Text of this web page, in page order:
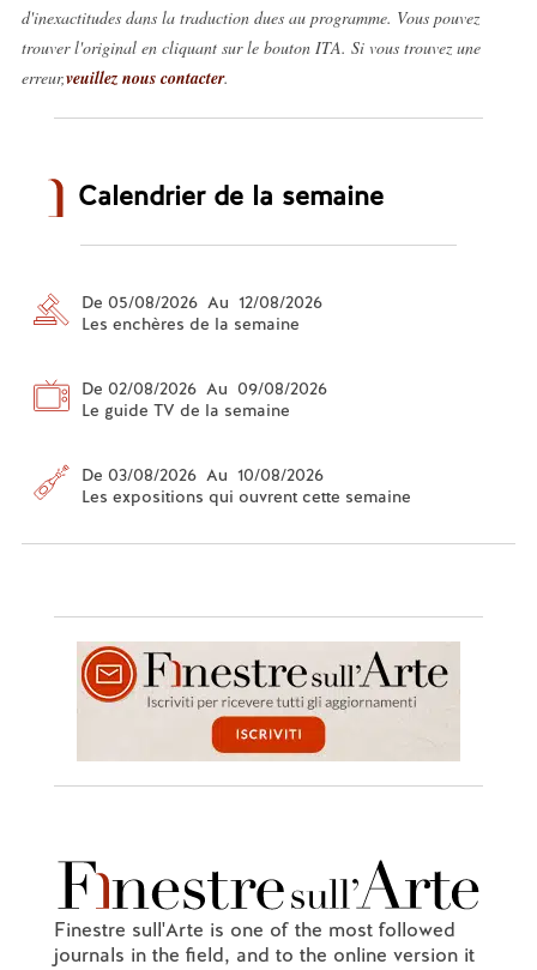
d'inexactitudes dans la traduction dues au programme. Vous pouvez
trouver l'original en cliquant sur le bouton ITA. Si vous trouvez une
erreur,veuillez nous contacter.
Calendrier de la semaine
De 05/08/2026 Au 12/08/2026
Les enchères de la semaine
De 02/08/2026 Au 09/08/2026
Le guide TV de la semaine
De 03/08/2026 Au 10/08/2026
Les expositions qui ouvrent cette semaine
Finestre sull'Arte is one of the most followed
journals in the field, and to the online version it